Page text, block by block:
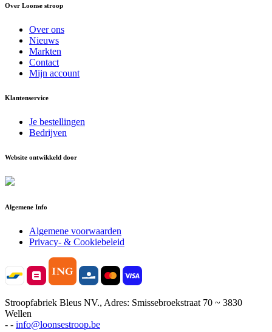
Over Loonse stroop
Over ons
Nieuws
Markten
Contact
Mijn account
Klantenservice
Je bestellingen
Bedrijven
Website ontwikkeld door
Algemene Info
Algemene voorwaarden
Privacy- & Cookiebeleid
Stroopfabriek Bleus NV., Adres: Smissebroekstraat 70 ~ 3830
Wellen
- - info@loonsestroop.be